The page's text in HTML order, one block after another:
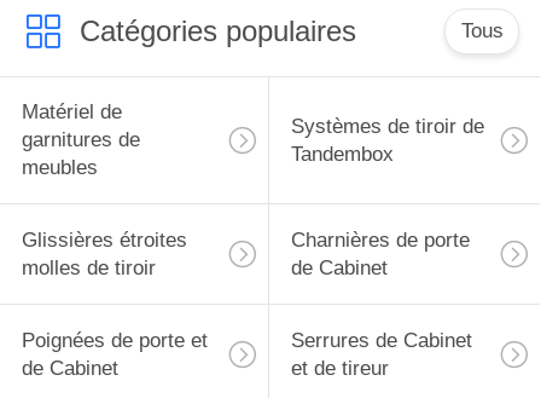
Catégories populaires Tous
Matériel de
garnitures de
meubles
Systèmes de tiroir de
Tandembox
Glissières étroites
molles de tiroir
Charnières de porte
de Cabinet
Poignées de porte et
de Cabinet
Serrures de Cabinet
et de tireur